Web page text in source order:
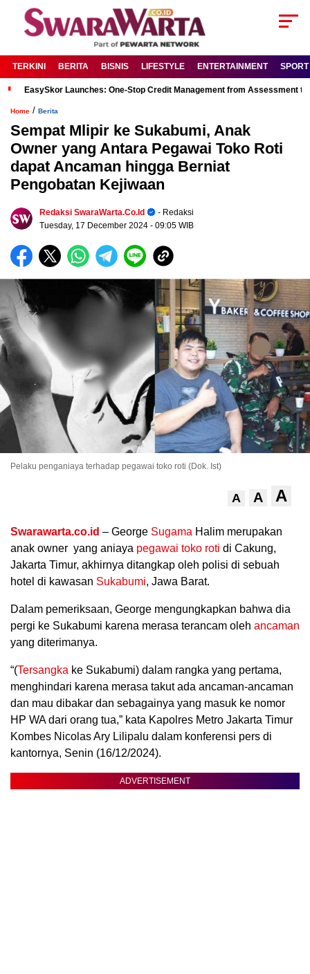
TERKINI BERITA BISNIS LIFESTYLE ENTERTAINMENT SPORT
EasySkor Launches: One-Stop Credit Management from Assessment
Home / Berita
Sempat Mlipir ke Sukabumi, Anak
Owner yang Antara Pegawai Toko Roti
dapat Ancaman hingga Berniat
Pengobatan Kejiwaan
Redaksi SwaraWarta.co.id
- Redaksi
Tuesday, 17 December 2024 - 09:05 WIB
Pelaku penganiaya terhadap pegawai toko roti (Dok. Ist)
A A A
Swarawarta.co.id – George Sugama Halim merupakan
anak owner yang aniaya pegawai toko roti di Cakung,
Jakarta Timur, akhirnya ditangkap oleh polisi di sebuah
hotel di kawasan Sukabumi, Jawa Barat.
Dalam pemeriksaan, George mengungkapkan bahwa dia
pergi ke Sukabumi karena merasa terancam oleh ancaman
yang diterimanya.
“(Tersangka ke Sukabumi) dalam rangka yang pertama,
menghindari karena merasa takut ada ancaman-ancaman
dan mau dibakar dan sebagainya yang masuk ke nomor
HP WA dari orang tua,” kata Kapolres Metro Jakarta Timur
Kombes Nicolas Ary Lilipalu dalam konferensi pers di
kantornya, Senin (16/12/2024).
ADVERTISEMENT